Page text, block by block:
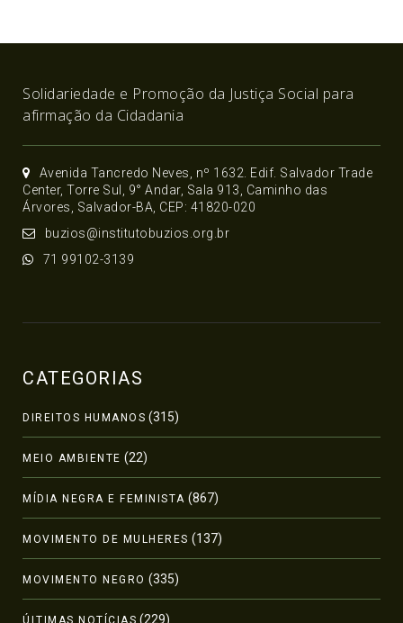
Solidariedade e Promoção da Justiça Social para
afirmação da Cidadania
Avenida Tancredo Neves, nº 1632. Edif. Salvador Trade
Center, Torre Sul, 9° Andar, Sala 913, Caminho das
Árvores, Salvador-BA, CEP: 41820-020
buzios@institutobuzios.org.br
71 99102-3139
CATEGORIAS
DIREITOS HUMANOS (315)
MEIO AMBIENTE (22)
MÍDIA NEGRA E FEMINISTA (867)
MOVIMENTO DE MULHERES (137)
MOVIMENTO NEGRO (335)
(229)